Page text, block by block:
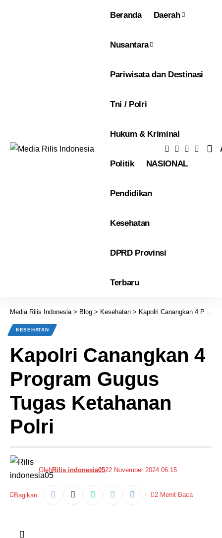
Beranda Daerah
Nusantara
Pariwisata dan Destinasi
Tni / Polri
Hukum & Kriminal
Politik NASIONAL
Pendidikan
Kesehatan
DPRD Provinsi
Terbaru
Media Rilis Indonesia> Blog > Kesehatan > Kapolri Canangkan 4 Program Gugus Tugas Ketahanan Polri
KESEHATAN
Kapolri Canangkan 4
Program Gugus
Tugas Ketahanan
Polri
OlehRilis indonesia0522 November 2024 06:15
Bagikan 2 Menit Baca